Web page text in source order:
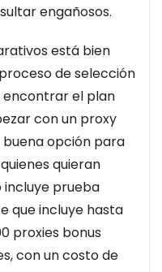
engañosos.
está bien
de selección
encontrar el plan
con un proxy
buena opción para
quieran
incluye prueba
que incluye hasta
proxies bonus
con un costo de